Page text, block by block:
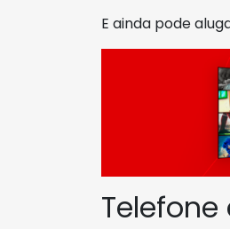
E ainda pode
Telefone